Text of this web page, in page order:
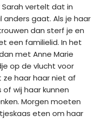
vertelt dat in
gaat. Als je haar
dan sterf je en
een familielid. In het
met Anne Marie
op de vlucht voor
haar haar niet af
wij haar kunnen
Morgen moeten
eten om haar